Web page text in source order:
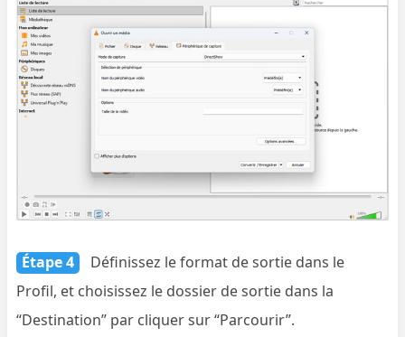
Étape 4
Définissez le format de sortie dans le
Profil, et choisissez le dossier de sortie dans la
“Destination” par cliquer sur “Parcourir”.